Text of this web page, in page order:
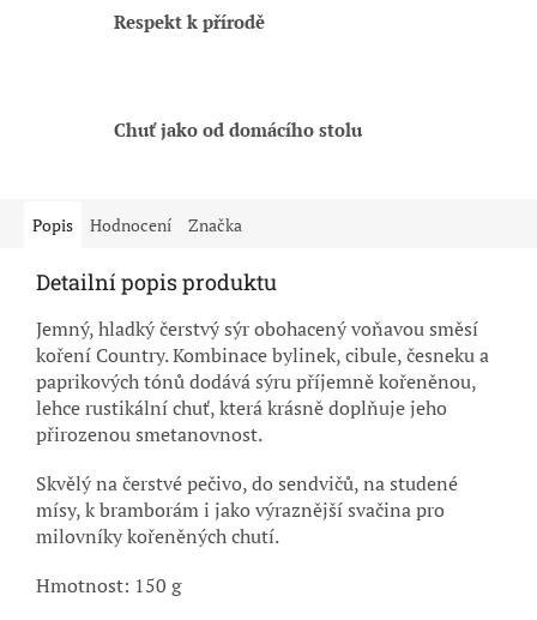
Respekt k přírodě
Chuť jako od domácího stolu
Popis Hodnocení Značka
Detailní popis produktu
Jemný, hladký čerstvý sýr obohacený voňavou směsí
koření Country. Kombinace bylinek, cibule, česneku a
paprikových tónů dodává sýru příjemně kořeněnou,
lehce rustikální chuť, která krásně doplňuje jeho
přirozenou smetanovnost.
Skvělý na čerstvé pečivo, do sendvičů, na studené
mísy, k bramborám i jako výraznější svačina pro
milovníky kořeněných chutí.
Hmotnost: 150 g